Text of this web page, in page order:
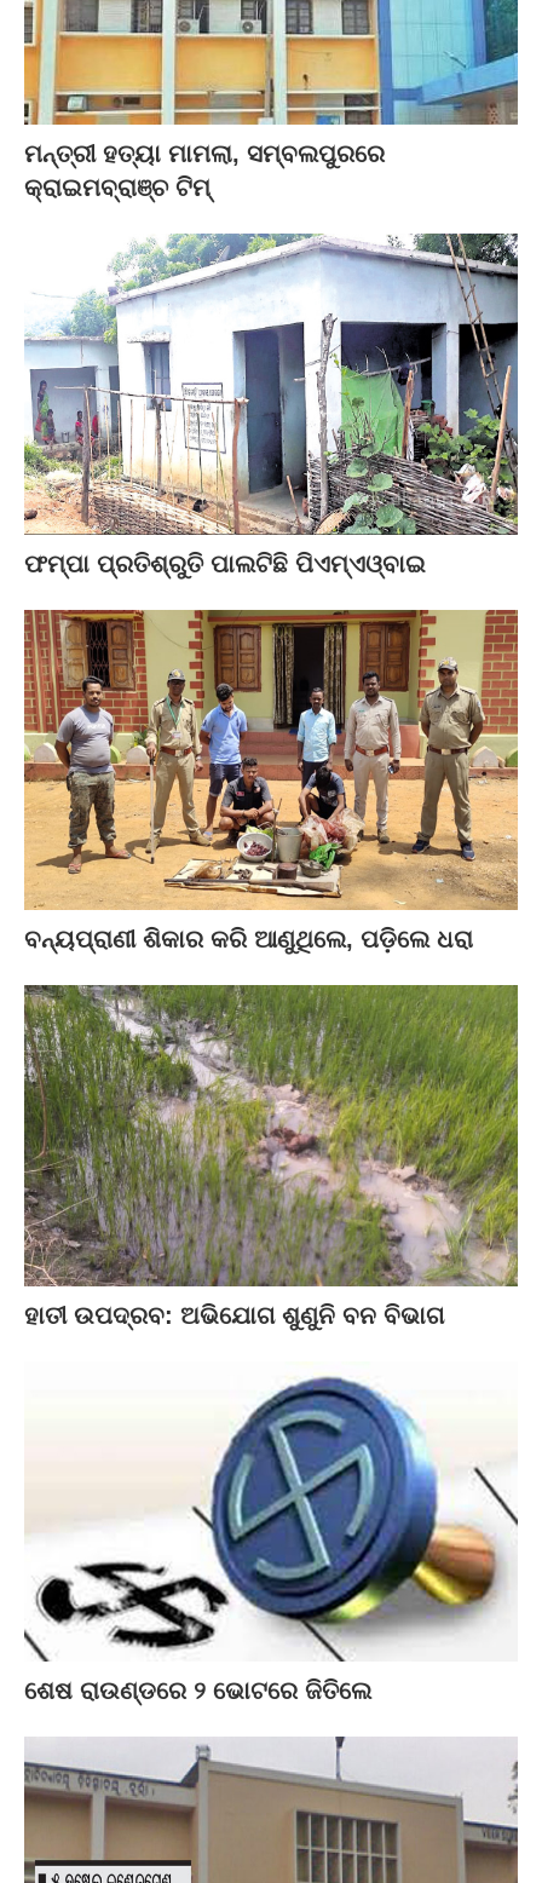
ମନ୍ତ୍ରୀ ହତ୍ୟା ମାମଲା, ସମ୍ବଲପୁରରେ
କ୍ରାଇମବ୍ରାଞ୍ଚ ଟିମ୍‌
ଫମ୍ପା ପ୍ରତିଶ୍ରୁତି ପାଲଟିଛି ପିଏମ୍‌ଏଓ୍ବାଇ
ବନ୍ୟପ୍ରାଣୀ ଶିକାର କରି ଆଣୁଥିଲେ, ପଡ଼ିଲେ ଧରା
ହାତୀ ଉପଦ୍ରବ: ଅଭିଯୋଗ ଶୁଣୁନି ବନ ବିଭାଗ
ଶେଷ ରାଉଣ୍ଡରେ ୨ ଭୋଟରେ ଜିତିଲେ